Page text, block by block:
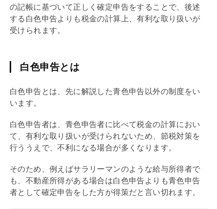
の記帳に基づいて正しく確定申告をすることで、後述
する 白色申告よりも税金の計算上、有利な取り扱いが
受けられます。
白色申告とは
白色申告とは、先に解説した青色申告 以外の制度をい
います。
白色申告者は、 青色申告者に比べて税金の計算におい
て、有利な取り扱いが受けられないため、節税対策を
行ううえで、不利になる場合が多くなります。
そのため、例えばサラリーマンのような給与所得者で
も、不動産所得がある場合は白色申告よりも青色申告
者として確定申告をした方が得策だと言い切れます。